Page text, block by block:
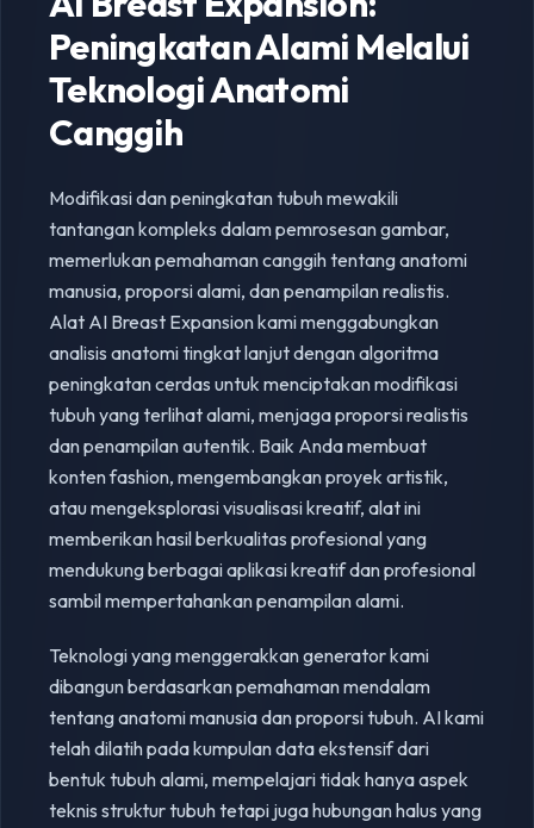
Peningkatan Alami Melalui
Teknologi Anatomi
Canggih
Modifikasi dan peningkatan tubuh mewakili
tantangan kompleks dalam pemrosesan gambar,
memerlukan pemahaman canggih tentang anatomi
manusia, proporsi alami, dan penampilan realistis.
Alat AI Breast Expansion kami menggabungkan
analisis anatomi tingkat lanjut dengan algoritma
peningkatan cerdas untuk menciptakan modifikasi
tubuh yang terlihat alami, menjaga proporsi realistis
dan penampilan autentik. Baik Anda membuat
konten fashion, mengembangkan proyek artistik,
atau mengeksplorasi visualisasi kreatif, alat ini
memberikan hasil berkualitas profesional yang
mendukung berbagai aplikasi kreatif dan profesional
sambil mempertahankan penampilan alami.
Teknologi yang menggerakkan generator kami
dibangun berdasarkan pemahaman mendalam
tentang anatomi manusia dan proporsi tubuh. AI kami
telah dilatih pada kumpulan data ekstensif dari
bentuk tubuh alami, mempelajari tidak hanya aspek
teknis struktur tubuh tetapi juga hubungan halus yang